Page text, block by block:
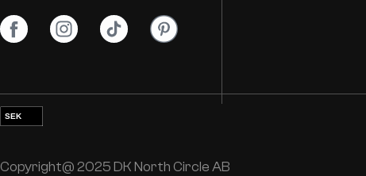
SEK
Copyright@ 2025 DK North Circle AB